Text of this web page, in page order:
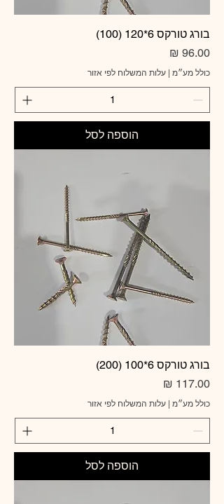
בורג טורקס 6*120 (100)
מחיר
כולל מע״מ עלות המשלוח לפי אזור
הוספה לסל
בורג טורקס 6*100 (200)
מחיר
כולל מע״מ עלות המשלוח לפי אזור
הוספה לסל